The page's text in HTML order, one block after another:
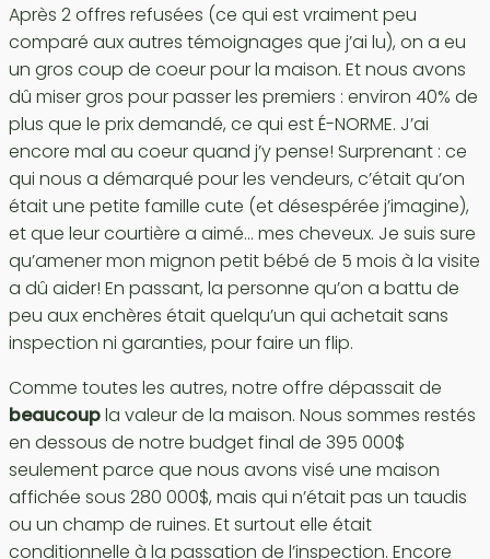
Après 2 offres refusées (ce qui est vraiment peu
comparé aux autres témoignages que j’ai lu), on a eu
un gros coup de coeur pour la maison. Et nous avons
dû miser gros pour passer les premiers : environ 40% de
plus que le prix demandé, ce qui est É-NORME. J’ai
encore mal au coeur quand j’y pense! Surprenant : ce
qui nous a démarqué pour les vendeurs, c’était qu’on
était une petite famille cute (et désespérée j’imagine),
et que leur courtière a aimé… mes cheveux. Je suis sure
qu’amener mon mignon petit bébé de 5 mois à la visite
a dû aider! En passant, la personne qu’on a battu de
peu aux enchères était quelqu’un qui achetait sans
inspection ni garanties, pour faire un flip.
Comme toutes les autres, notre offre dépassait de
beaucoupla valeur de la maison. Nous sommes restés
en dessous de notre budget final de 395 000$
seulement parce que nous avons visé une maison
affichée sous 280 000$, mais qui n’était pas un taudis
ou un champ de ruines. Et surtout elle était
conditionnelle à la passation de l’inspection. Encore